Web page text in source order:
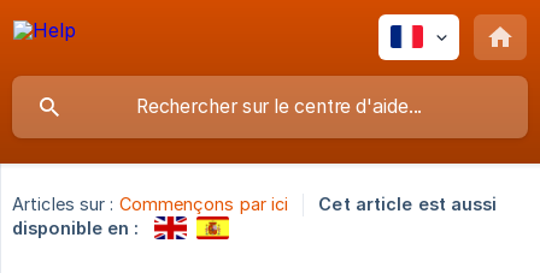
Articles sur : Commençons par ici
Cet article est aussi
disponible en :